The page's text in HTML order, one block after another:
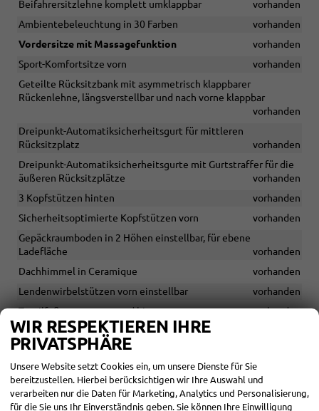
Beifahrersitzlehne komplett umklappbar
vorhanden
Ambientebeleuchtung in 30 Farben
vorhanden
Vordersitze mit Massagefunktion
vorhanden
Sport-Komfortsitze vorn
vorhanden
Geteilte Rücksitzbank mit asymmetrisch klappbarer
Rückenlehne, längsverstellbar und nach vorne klappbar
vorhanden
Dreipunkt-Automatiksicherheitsgurt für mittleren
Rücksitzplatz
vorhanden
Dreipunkt-Automatiksicherheitsgurte mit Gurtstraffer für die
äußeren Rücksitzplätze
vorhanden
3 Kopfstützen hinten
vorhanden
Sicherheitsoptimierte Kopfstützen vorn
vorhanden
Gepäckraumboden in 2 Höhen einstellbar, für ebene
Ladefläche
vorhanden
Dachhimmel in Ceramique
vorhanden
Lendenwirbelstützen vorn einstellbar
vorhanden
Textilfußmatten vorn und hinten
vorhanden
Sitzmittelbahnen der Vordersitze und der äußeren
Rücksitzplätze in Mikrofaser "ArtVelours Eco"
Elektrische Fensterheber vorne und hinten
vorhanden
INFOTAINMENT & KOMMUNIKATION
WIR RESPEKTIEREN IHRE
PRIVATSPHÄRE
Unsere Website setzt Cookies ein, um unsere Dienste für Sie
bereitzustellen. Hierbei berücksichtigen wir Ihre Auswahl und
verarbeiten nur die Daten für Marketing, Analytics und Personalisierung,
für die Sie uns Ihr Einverständnis geben. Sie können Ihre Einwilligung